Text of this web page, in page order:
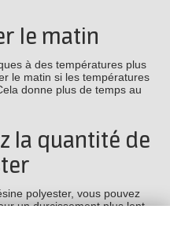
le matin
à des températures plus
le matin si les températures
donne plus de temps au
la quantité de
polyester, vous pouvez
un durcissement plus lent.
fiche produit de la